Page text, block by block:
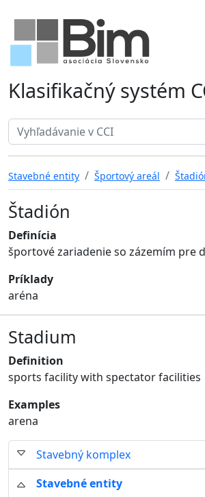
Klasifikačný systém
Search term
Stavebný komplex
Stavebné entity
Stavebné entity Športový areál
Štadión
Definícia
športové zariadenie so zázemím pre
Príklady
aréna
Stadium
Definition
sports facility with spectator facilities
Examples
arena